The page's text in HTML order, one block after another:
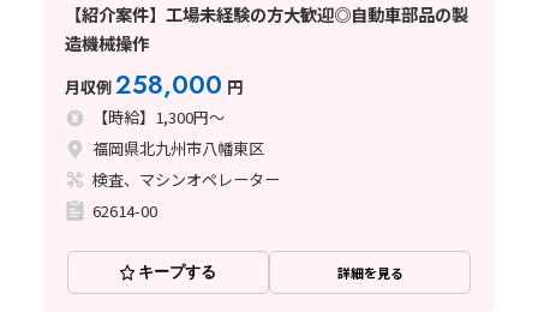
【紹介案件】工場未経験の方大歓迎◎自動車部品の製
造機械操作
月収例258,000 円
【時給】1,300円～
福岡県北九州市八幡東区
検査、マシンオペレーター
62614-00
キープする 詳細を見る